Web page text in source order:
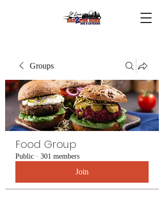
Groups
Food Group
Public · 301 members
Join